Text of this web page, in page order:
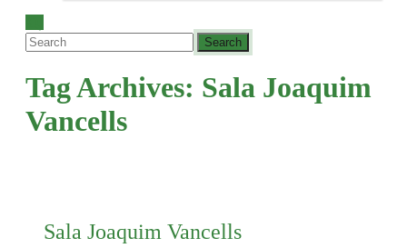
Tag Archives: Sala Joaquim
Vancells
Sala Joaquim Vancells